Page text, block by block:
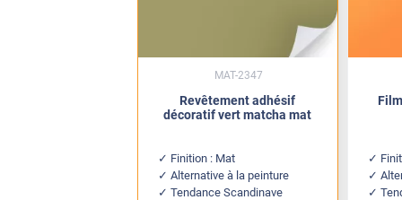
Revêtement adhésif
décoratif vert matcha mat
Finition : Mat
Alternative à la peinture
Tendance Scandinave
MAT-2347